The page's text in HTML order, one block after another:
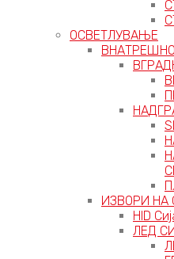
ОСВЕТЛУВАЊЕ
ИЗВОРИ НА
HID
ЛЕД